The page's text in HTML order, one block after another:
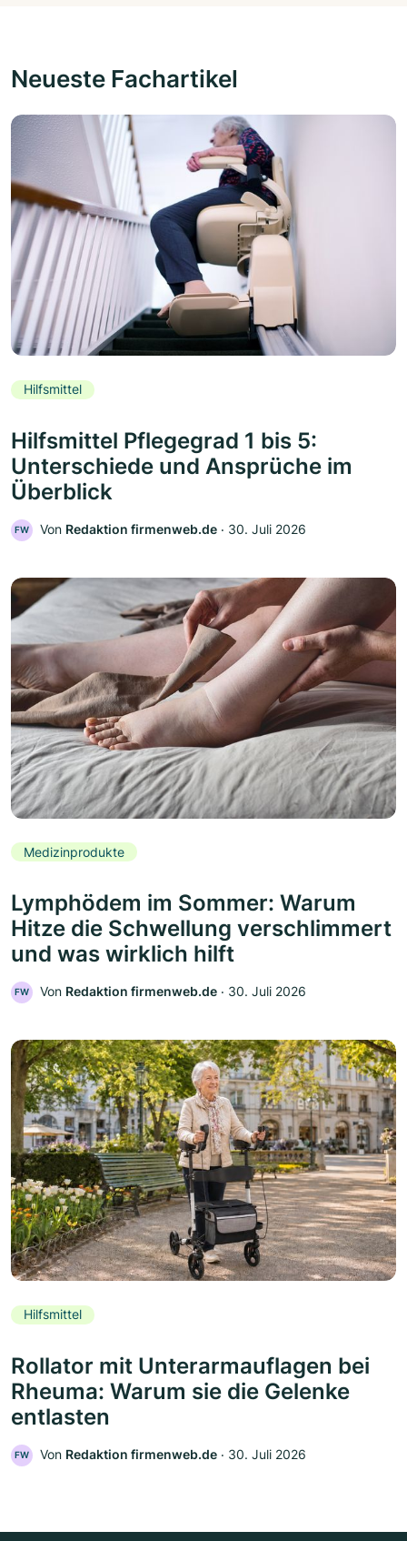
Neueste Fachartikel
Hilfsmittel
Hilfsmittel Pflegegrad 1 bis 5:
Unterschiede und Ansprüche im
Überblick
FW Von Redaktion firmenweb.de ‧ 30. Juli 2026
Medizinprodukte
Lymphödem im Sommer: Warum
Hitze die Schwellung verschlimmert
und was wirklich hilft
FW Von Redaktion firmenweb.de ‧ 30. Juli 2026
Hilfsmittel
Rollator mit Unterarmauflagen bei
Rheuma: Warum sie die Gelenke
entlasten
FW Von Redaktion firmenweb.de ‧ 30. Juli 2026